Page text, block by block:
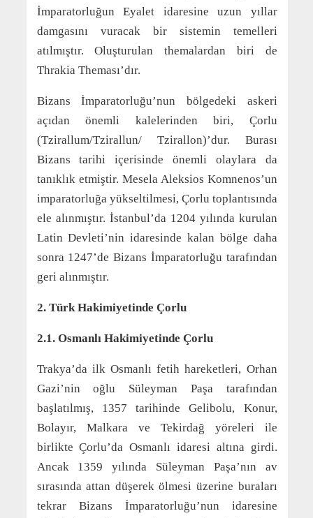
İmparatorluğun Eyalet idaresine uzun yıllar
damgasını vuracak bir sistemin temelleri
atılmıştır. Oluşturulan themalardan biri de
Thrakia Theması’dır.
Bizans İmparatorluğu’nun bölgedeki askeri
açıdan önemli kalelerinden biri, Çorlu
(Tzirallum/Tzirallun/ Tzirallon)’dur. Burası
Bizans tarihi içerisinde önemli olaylara da
tanıklık etmiştir. Mesela Aleksios Komnenos’un
imparatorluğa yükseltilmesi, Çorlu toplantısında
ele alınmıştır. İstanbul’da 1204 yılında kurulan
Latin Devleti’nin idaresinde kalan bölge daha
sonra 1247’de Bizans İmparatorluğu tarafından
geri alınmıştır.
2. Türk Hakimiyetinde Çorlu
2.1. Osmanlı Hakimiyetinde Çorlu
Trakya’da ilk Osmanlı fetih hareketleri, Orhan
Gazi’nin oğlu Süleyman Paşa tarafından
başlatılmış, 1357 tarihinde Gelibolu, Konur,
Bolayır, Malkara ve Tekirdağ yöreleri ile
birlikte Çorlu’da Osmanlı idaresi altına girdi.
Ancak 1359 yılında Süleyman Paşa’nın av
sırasında attan düşerek ölmesi üzerine buraları
tekrar Bizans İmparatorluğu’nun idaresine